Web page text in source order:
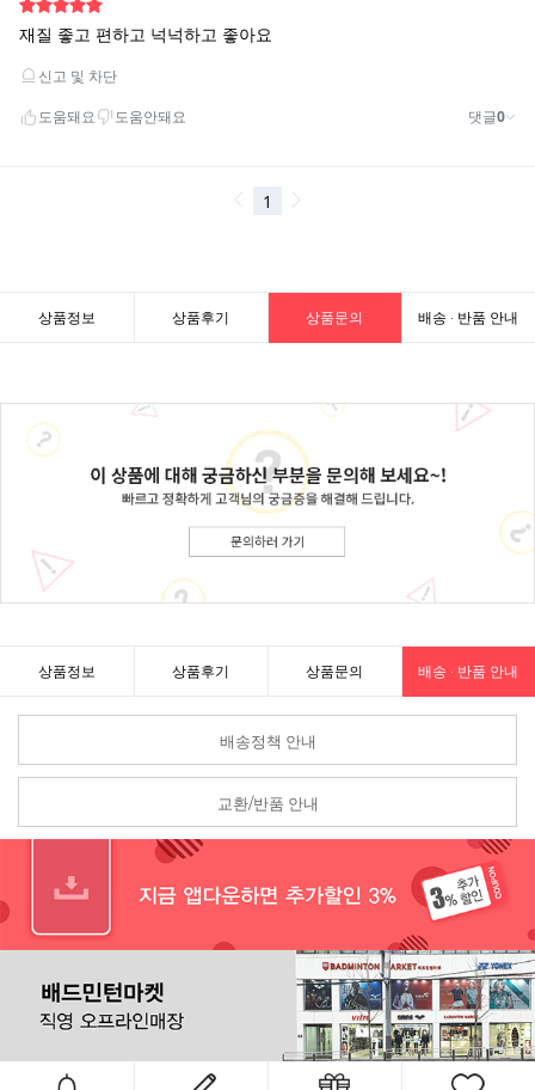
상품정보 상품후기 상품문의 배송 · 반품 안내
상품정보 상품후기 상품문의 배송 · 반품 안내
배송정책 안내
교환/반품 안내